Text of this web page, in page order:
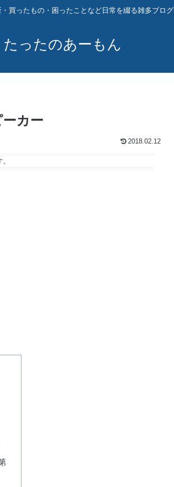
買ったもの・困ったことなど日常を綴る雑多ブログ
たったのあーもん
カー
2018.02.12